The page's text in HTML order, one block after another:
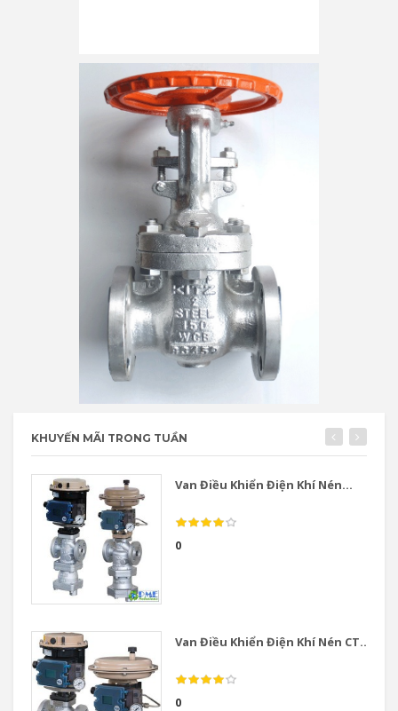
KHUYẾN MÃI TRONG TUẦN
Van Điều Khiển Điện Khí Nén...
0
Van Điều Khiển Điện Khí Nén CT...
0